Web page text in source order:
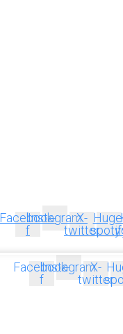
Facebook-
f
InstagramX-
twitter
Facebook-
f
InstagramX-
twitter